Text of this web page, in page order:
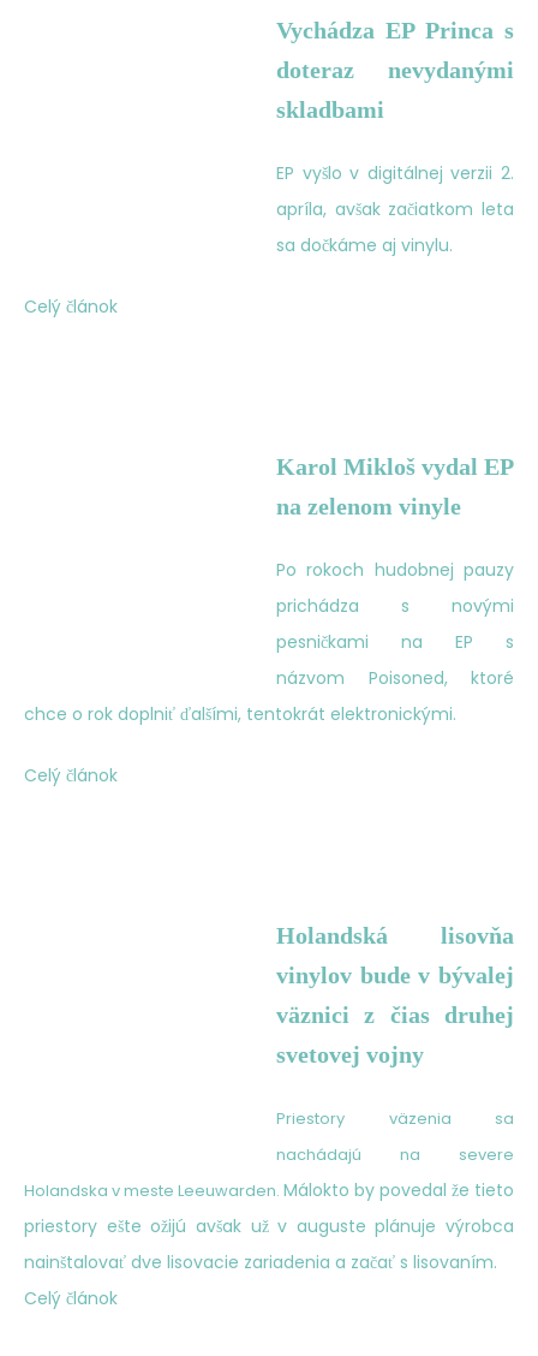
Vychádza EP Princa s
doteraz nevydanými
skladbami
EP vyšlo v digitálnej verzii 2.
apríla, avšak začiatkom leta
sa dočkáme aj vinylu.
Celý článok
Karol Mikloš vydal EP
na zelenom vinyle
Po rokoch hudobnej pauzy
prichádza s novými
pesničkami na EP s
názvom Poisoned, ktoré
chce o rok doplniť ďalšími, tentokrát elektronickými.
Celý článok
Holandská lisovňa
vinylov bude v bývalej
väznici z čias druhej
svetovej vojny
Priestory väzenia sa
nachádajú na severe
Holandska v meste Leeuwarden. Málokto by povedal že tieto
priestory ešte ožijú avšak už v auguste plánuje výrobca
nainštalovať dve lisovacie zariadenia a začať s lisovaním.
Celý článok